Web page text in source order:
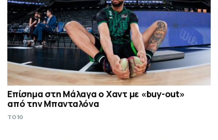
Επίσημα στη Μάλαγα ο Χαντ με «buy-out»
από την Μπανταλόνα
TO10